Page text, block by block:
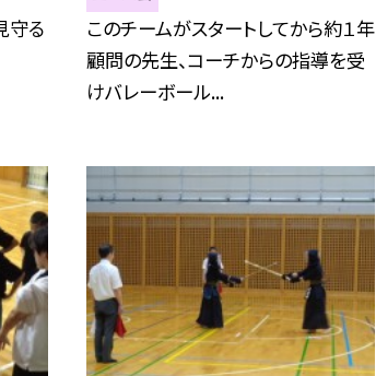
守る
このチームがスタートしてから約１年
顧問の先生、コーチからの指導を受
けバレーボール...